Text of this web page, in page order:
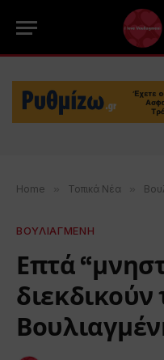
Home » Τοπικά Νέα »
ΒΟΥΛΙΑΓΜΕΝΗ
Επτά
διεκδικούν